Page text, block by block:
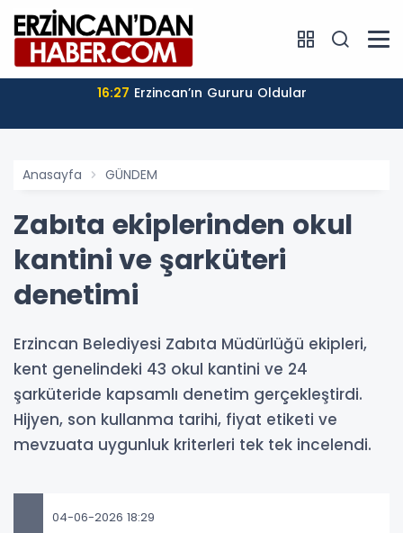
16:27 Erzincan’ın Gururu Oldular
Anasayfa GÜNDEM
Zabıta ekiplerinden okul
kantini ve şarküteri
denetimi
Erzincan Belediyesi Zabıta Müdürlüğü ekipleri,
kent genelindeki 43 okul kantini ve 24
şarküteride kapsamlı denetim gerçekleştirdi.
Hijyen, son kullanma tarihi, fiyat etiketi ve
mevzuata uygunluk kriterleri tek tek incelendi.
04-06-2026 18:29